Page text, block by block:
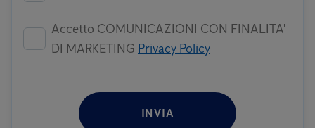
Accetto COMUNICAZIONI CON FINALITA'
DI MARKETING Privacy Policy
INVIA